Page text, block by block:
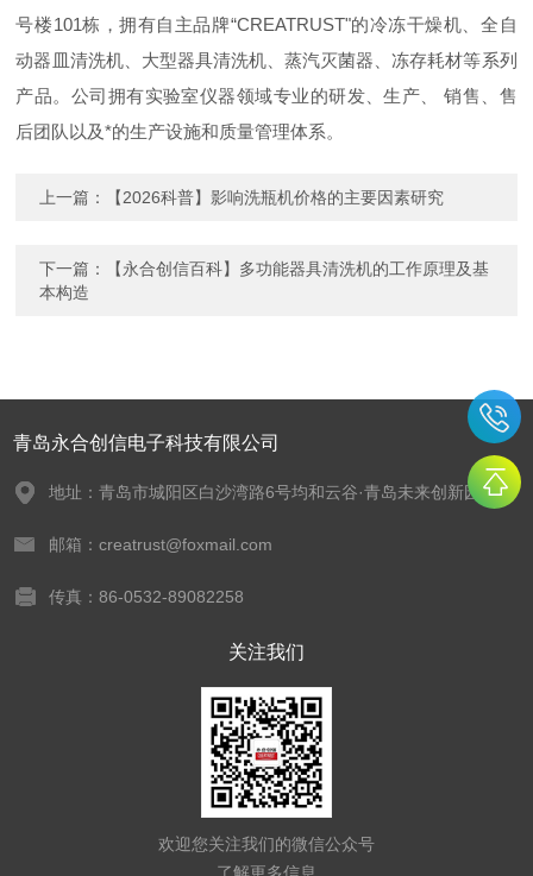
号楼101栋，拥有自主品牌“CREATRUST"的冷冻干燥机、全自
动器皿清洗机、大型器具清洗机、蒸汽灭菌器、冻存耗材等系列
产品。公司拥有实验室仪器领域专业的研发、生产、 销售、售
后团队以及*的生产设施和质量管理体系。
上一篇： 【2026科普】影响洗瓶机价格的主要因素研究
下一篇：
【永合创信百科】多功能器具清洗机的工作原理及基
本构造
青岛永合创信电子科技有限公司
地址：青岛市城阳区白沙湾路6号均和云谷·青岛未来创新园
邮箱：creatrust@foxmail.com
传真：86-0532-89082258
关注我们
欢迎您关注我们的微信公众号